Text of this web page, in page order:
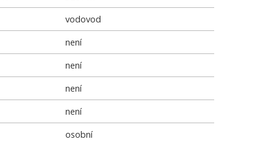
vodovod
není
není
není
není
osobní